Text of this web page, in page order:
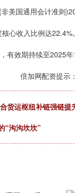
美国通用会计准则
心收入比例达22.4%。
有效期持续至2025年
倍加网配资提示
货运枢纽补链强链提
“沟沟坎坎”沪深300